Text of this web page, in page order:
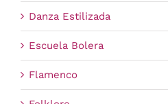
Danza Estilizada
Escuela Bolera
Flamenco